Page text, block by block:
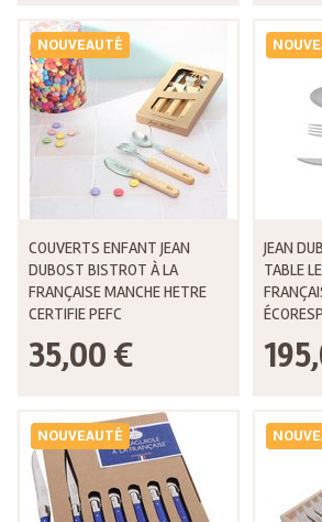
NOUVEAUTÉ
COUVERTS ENFANT JEAN
DUBOST BISTROT À LA
FRANÇAISE MANCHE HETRE
CERTIFIE PEFC
35,00 €
JEAN
TABLE
NOUVEAUTÉ